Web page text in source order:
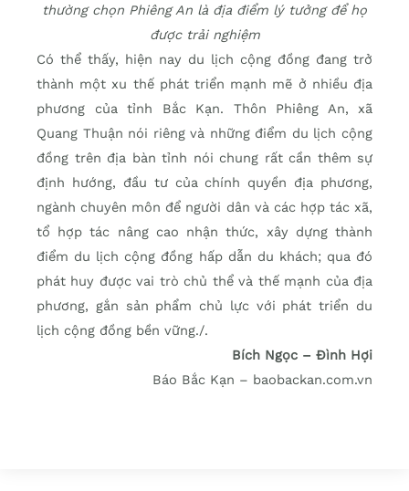
thường chọn Phiêng An là địa điểm lý tưởng để họ
được trải nghiệm
Có thể thấy, hiện nay du lịch cộng đồng đang trở
thành một xu thế phát triển mạnh mẽ ở nhiều địa
phương của tỉnh Bắc Kạn. Thôn Phiêng An, xã
Quang Thuận nói riêng và những điểm du lịch cộng
đồng trên địa bàn tỉnh nói chung rất cần thêm sự
định hướng, đầu tư của chính quyền địa phương,
ngành chuyên môn để người dân và các hợp tác xã,
tổ hợp tác nâng cao nhận thức, xây dựng thành
điểm du lịch cộng đồng hấp dẫn du khách; qua đó
phát huy được vai trò chủ thể và thế mạnh của địa
phương, gắn sản phẩm chủ lực với phát triển du
lịch cộng đồng bền vững./.
Bích Ngọc – Đình Hợi
Báo Bắc Kạn – baobackan.com.vn